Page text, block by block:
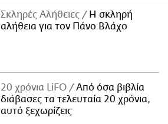
Σκληρές Αλήθειες
H σκληρή
αλήθεια για τον Πάνο Βλάχο
20 χρόνια LiFO
Από όσα βιβλία
διάβασες τα τελευταία 20 χρόνια,
αυτό ξεχωρίζεις